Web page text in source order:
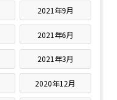
2021年9月
2021年6月
2021年3月
2020年12月